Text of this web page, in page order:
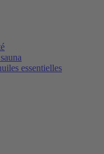
essentielles